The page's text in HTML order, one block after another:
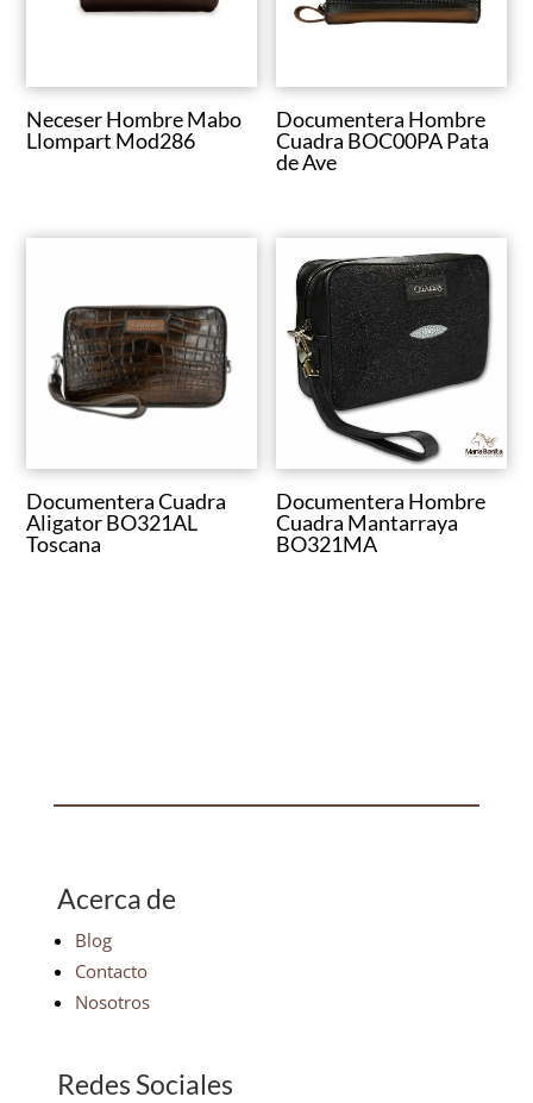
c
a
t
o
Neceser Hombre Mabo
Llompart Mod286
Documentera Hombre
Cuadra BOC00PA Pata
de Ave
Documentera Cuadra
Aligator BO321AL
Toscana
Documentera Hombre
Cuadra Mantarraya
BO321MA
Acerca de
Blog
Contacto
Nosotros
Redes Sociales